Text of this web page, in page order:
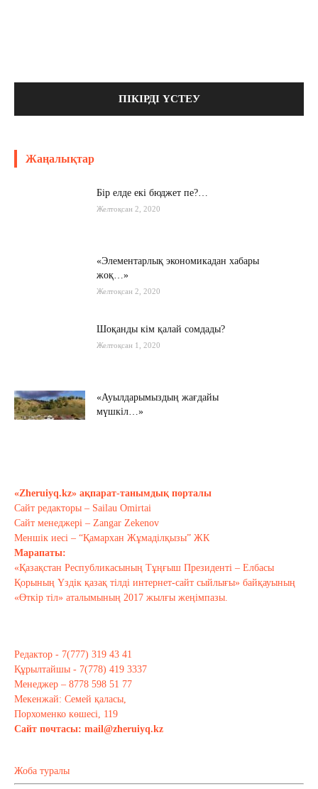
Жаңалықтар
Бір елде екі бюджет пе?…
Желтоқсан 2, 2020
«Элементарлық экономикадан хабары
жоқ…»
Желтоқсан 2, 2020
Шоқанды кім қалай сомдады?
Желтоқсан 1, 2020
«Ауылдарымыздың жағдайы
мүшкіл…»
Тағы оқу
«Zheruiyq.kz» ақпарат-танымдық порталы
Сайт редакторы – Sailau Omirtai
Сайт менеджері – Zangar Zekenov
Меншік иесі – “Қамархан Жұмаділқызы” ЖК
Марапаты:
«Қазақстан Республикасының Тұңғыш Президенті – Елбасы
Қорының Үздік қазақ тілді интернет-сайт сыйлығы» байқауының
«Өткір тіл» аталымының 2017 жылғы жеңімпазы.
Редактор - 7(777) 319 43 41
Құрылтайшы - 7(778) 419 3337
Менеджер – 8778 598 51 77
Мекенжай: Семей қаласы,
Порхоменко көшесі, 119
Сайт почтасы: mail@zheruiyq.kz
Жоба туралы